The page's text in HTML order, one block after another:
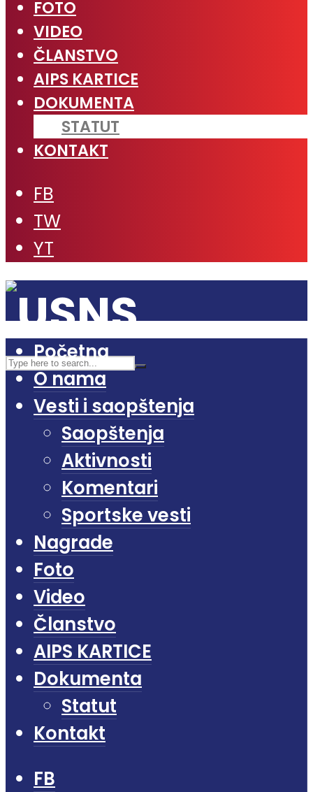
FOTO
VIDEO
ČLANSTVO
AIPS KARTICE
DOKUMENTA
STATUT
KONTAKT
FB
TW
YT
Početna
O nama
Vesti i saopštenja
Saopštenja
Aktivnosti
Komentari
Sportske vesti
Nagrade
Foto
Video
Članstvo
AIPS KARTICE
Dokumenta
Statut
Kontakt
FB